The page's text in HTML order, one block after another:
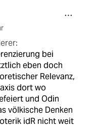
bei
eben doch
Relevanz,
dort wo
und Odin
völkische Denken
idR nicht weit